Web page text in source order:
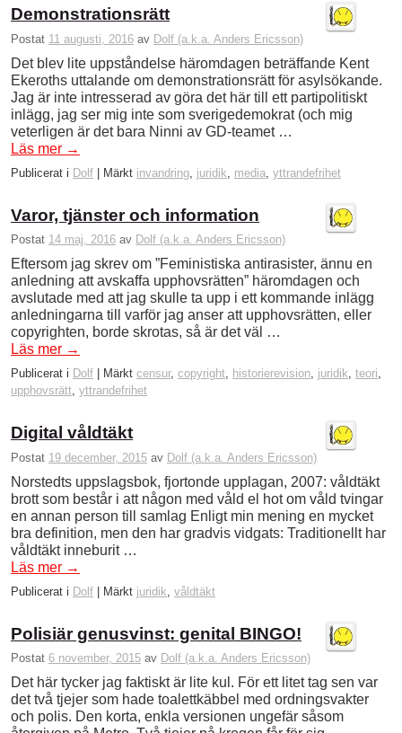
Demonstrationsrätt
Postat 11 augusti, 2016 av Dolf (a.k.a. Anders Ericsson)
Det blev lite uppståndelse häromdagen beträffande Kent
Ekeroths uttalande om demonstrationsrätt för asylsökande.
Jag är inte intresserad av göra det här till ett partipolitiskt
inlägg, jag ser mig inte som sverigedemokrat (och mig
veterligen är det bara Ninni av GD-teamet …
Läs mer →
Publicerat i Dolf | Märkt invandring juridik media yttrandefrihet
Varor, tjänster och information
Postat 14 maj, 2016 av Dolf (a.k.a. Anders Ericsson)
Eftersom jag skrev om ”Feministiska antirasister, ännu en
anledning att avskaffa upphovsrätten” häromdagen och
avslutade med att jag skulle ta upp i ett kommande inlägg
anledningarna till varför jag anser att upphovsrätten, eller
copyrighten, borde skrotas, så är det väl …
Läs mer →
Publicerat i Dolf Märkt censur, copyright, historierevision, juridik, teori,
upphovsrätt, yttrandefrihet
Digital våldtäkt
Postat 19 december, 2015 av Dolf (a.k.a. Anders Ericsson)
Norstedts uppslagsbok, fjortonde upplagan, 2007: våldtäkt
brott som består i att någon med våld el hot om våld tvingar
en annan person till samlag Enligt min mening en mycket
bra definition, men den har gradvis vidgats: Traditionellt har
våldtäkt inneburit …
Läs mer →
Publicerat i Dolf | Märkt juridik våldtäkt
Polisiär genusvinst: genital BINGO!
Postat 6 november, 2015 av Dolf (a.k.a. Anders Ericsson)
Det här tycker jag faktiskt är lite kul. För ett litet tag sen var
det två tjejer som hade toalettkäbbel med ordningsvakter
och polis. Den korta, enkla versionen ungefär såsom